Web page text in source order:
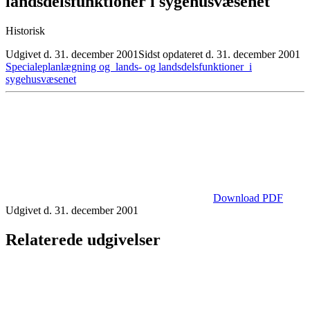
Historisk
Udgivet d. 31. december 2001 Sidst opdateret d. 31. december 2001
Specialeplanlægning og lands- og landsdelsfunktioner i
sygehusvæsenet
Download PDF
Udgivet d. 31. december 2001
Relaterede udgivelser